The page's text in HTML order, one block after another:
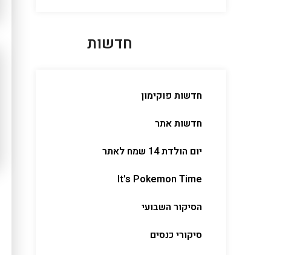
חדשות
חדשות פוקימון
חדשות אתר
יום הולדת 14 שמח לאתר
It's Pokemon Time
הסיקור השבועי
סיקורי כנסים